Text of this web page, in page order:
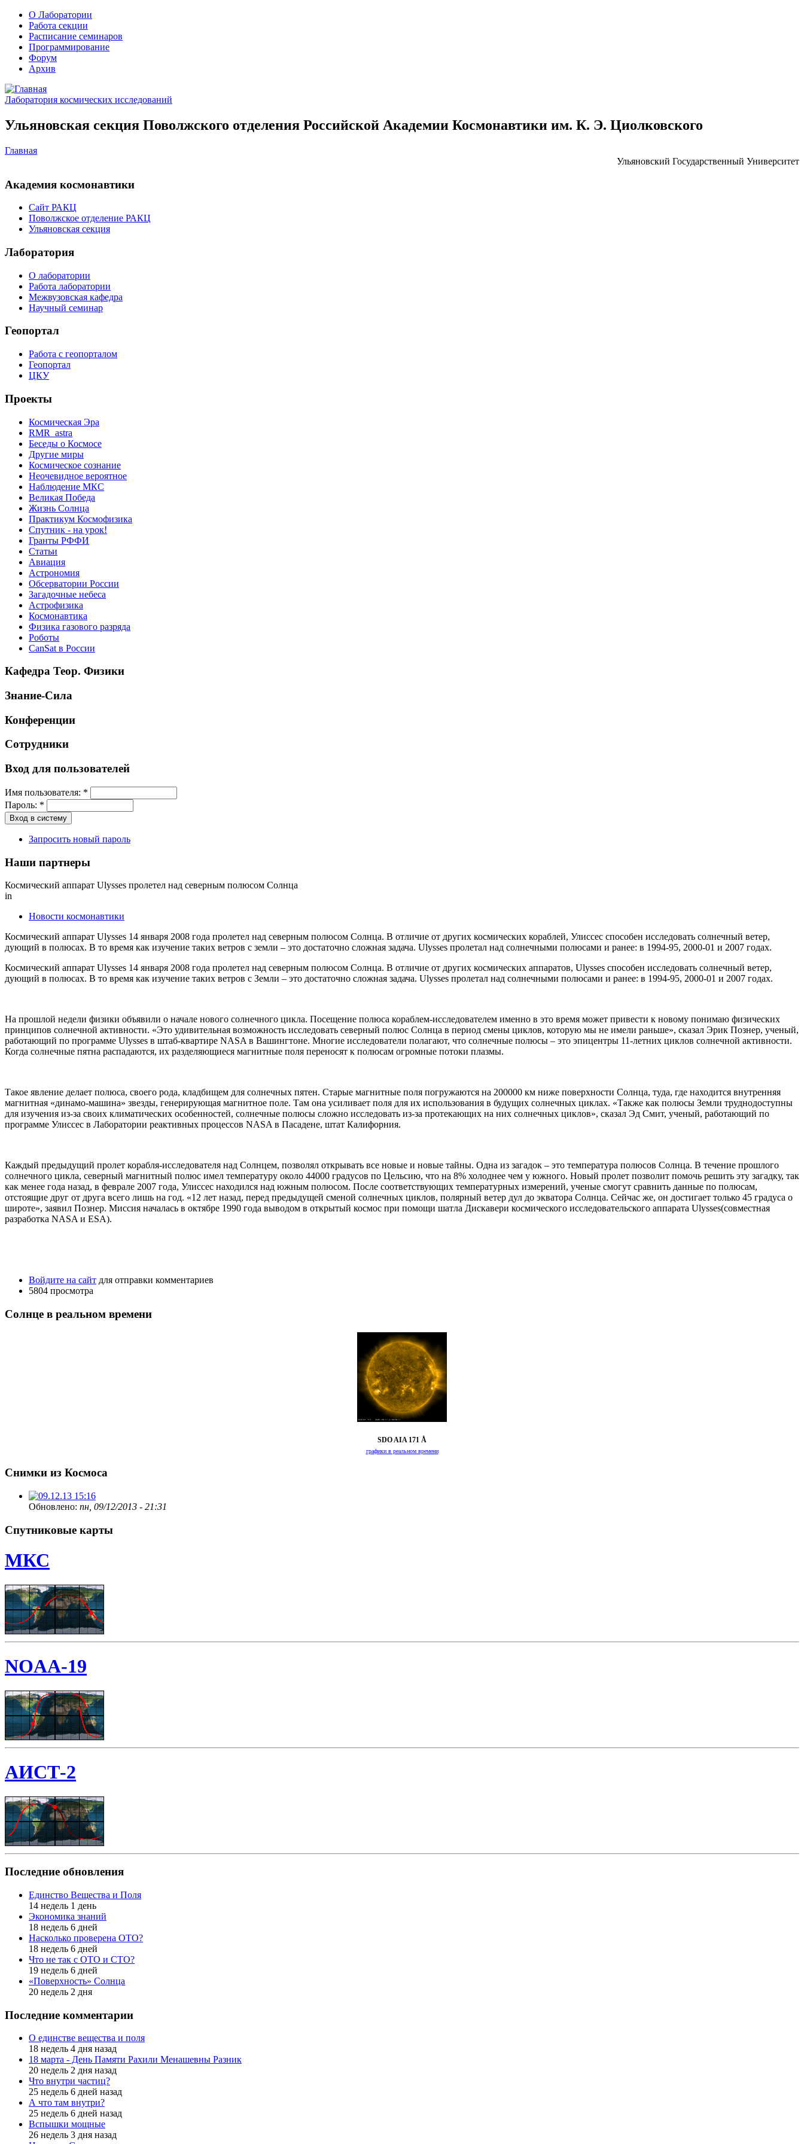
О Лаборатории
Работа секции
Расписание семинаров
Программирование
Форум
Архив
Лаборатория космических исследований
Ульяновская секция Поволжского отделения Российской Академии Космонавтики им. К. Э. Циолковского
Главная
Ульяновский Государственный Университет
Академия космонавтики
Сайт РАКЦ
Поволжское отделение РАКЦ
Ульяновская секция
Лаборатория
О лаборатории
Работа лаборатории
Межвузовская кафедра
Научный семинар
Геопортал
Работа с геопорталом
Геопортал
ЦКУ
Проекты
Космическая Эра
RMR_astra
Беседы о Космосе
Другие миры
Космическое сознание
Неочевидное вероятное
Наблюдение МКС
Великая Победа
Жизнь Солнца
Практикум Космофизика
Спутник - на урок!
Гранты РФФИ
Статьи
Авиация
Астрономия
Обсерватории России
Загадочные небеса
Астрофизика
Космонавтика
Физика газового разряда
Роботы
CanSat в России
Кафедра Теор. Физики
Знание-Сила
Конференции
Сотрудники
Вход для пользователей
Имя пользователя: *
Пароль: *
Запросить новый пароль
Наши партнеры
Космический аппарат Ulysses пролетел над северным полюсом Солнца
in
Новости космонавтики
Космический аппарат Ulysses 14 января 2008 года пролетел над северным полюсом Солнца. В отличие от других космических кораблей, Улиссес способен исследовать солнечный ветер,
дующий в полюсах. В то время как изучение таких ветров с земли – это достаточно сложная задача. Ulysses пролетал над солнечными полюсами и ранее: в 1994-95, 2000-01 и 2007 годах.
Космический аппарат Ulysses 14 января 2008 года пролетел над северным полюсом Солнца. В отличие от других космических аппаратов, Ulysses способен исследовать солнечный ветер,
дующий в полюсах. В то время как изучение таких ветров с Земли – это достаточно сложная задача. Ulysses пролетал над солнечными полюсами и ранее: в 1994-95, 2000-01 и 2007 годах.
На прошлой недели физики объявили о начале нового солнечного цикла. Посещение полюса кораблем-исследователем именно в это время может привести к новому понимаю физических
принципов солнечной активности. «Это удивительная возможность исследовать северный полюс Солнца в период смены циклов, которую мы не имели раньше», сказал Эрик Познер, ученый,
работающий по программе Ulysses в штаб-квартире NASA в Вашингтоне. Многие исследователи полагают, что солнечные полюсы – это эпицентры 11-летних циклов солнечной активности.
Когда солнечные пятна распадаются, их разделяющиеся магнитные поля переносят к полюсам огромные потоки плазмы.
Такое явление делает полюса, своего рода, кладбищем для солнечных пятен. Старые магнитные поля погружаются на 200000 км ниже поверхности Солнца, туда, где находится внутренняя
магнитная «динамо-машина» звезды, генерирующая магнитное поле. Там она усиливает поля для их использования в будущих солнечных циклах. «Также как полюсы Земли труднодоступны
для изучения из-за своих климатических особенностей, солнечные полюсы сложно исследовать из-за протекающих на них солнечных циклов», сказал Эд Смит, ученый, работающий по
программе Улиссес в Лаборатории реактивных процессов NASA в Пасадене, штат Калифорния.
Каждый предыдущий пролет корабля-исследователя над Солнцем, позволял открывать все новые и новые тайны. Одна из загадок – это температура полюсов Солнца. В течение прошлого
солнечного цикла, северный магнитный полюс имел температуру около 44000 градусов по Цельсию, что на 8% холоднее чем у южного. Новый пролет позволит помочь решить эту загадку, так
как менее года назад, в феврале 2007 года, Улиссес находился над южным полюсом. После соответствующих температурных измерений, ученые смогут сравнить данные по полюсам,
отстоящие друг от друга всего лишь на год. «12 лет назад, перед предыдущей сменой солнечных циклов, полярный ветер дул до экватора Солнца. Сейчас же, он достигает только 45 градуса о
широте», заявил Познер. Миссия началась в октябре 1990 года выводом в открытый космос при помощи шатла Дискавери космического исследовательского аппарата Ulysses(совместная
разработка NASA и ESA).
Войдите на сайт для отправки комментариев
5804 просмотра
Солнце в реальном времени
SDO AIA 171 Å
графики в реальном времени
Снимки из Космоса
Обновлено: пн, 09/12/2013 - 21:31
Спутниковые карты
МКС
NOAA-19
АИСТ-2
Последние обновления
Единство Вещества и Поля
14 недель 1 день
Экономика знаний
18 недель 6 дней
Насколько проверена ОТО?
18 недель 6 дней
Что не так с ОТО и СТО?
19 недель 6 дней
«Поверхность» Солнца
20 недель 2 дня
Последние комментарии
О единстве вещества и поля
18 недель 4 дня назад
18 марта - День Памяти Рахили Менашевны Разник
20 недель 2 дня назад
Что внутри частиц?
25 недель 6 дней назад
А что там внутри?
25 недель 6 дней назад
Вспышки мощные
26 недель 3 дня назад